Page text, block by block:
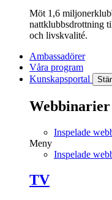
Möt 1,6
nattklubbsdrottning
och livskvalité.
Ambassadörer
Våra program
Kunskapsportal
Webbinarier
Inspelade
Meny
Inspelade
TV